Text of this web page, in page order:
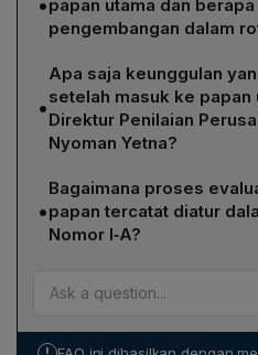
•papan utama dan
pengembangan dalam
Dalam rotasi terbaru Bursa
26 emiten naik dari papan
utama, sementara 16
utama ke papan
papan pengembangan.
•
Apa saja keunggulan
setelah masuk ke papan
Direktur Penilaian
Nyoman Yetna?
Nyoman menjelaskan
memiliki reputasi lebih
investor, dan meningkatkan
pemenuhan standar yang
fundamental, kapitalisasi
terhadap ketentuan
kualitas dan tingkat
•
Bagaimana proses
papan tercatat diatur
Nomor I‑A?
pemenuhan persyaratan
menilai aspek pada